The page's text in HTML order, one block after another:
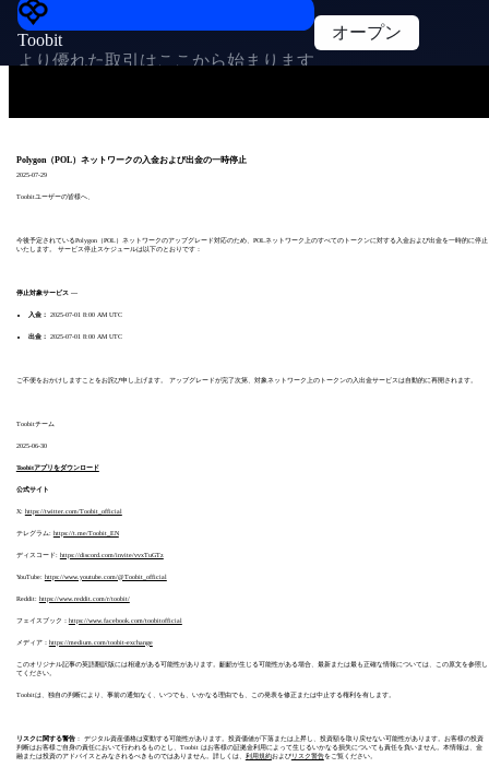
Toobit
より優れた取引はここから始まります
オープン
Polygon（POL）ネットワークの入金および出金の一時停止
2025-07-29
Toobitユーザーの皆様へ、
今後予定されているPolygon（POL）ネットワークのアップグレード対応のため、POLネットワーク上のすべてのトークンに対する入金および出金を一時的に停止
いたします。 サービス停止スケジュールは以下のとおりです：
停止対象サービス —
入金： 2025-07-01 8:00 AM UTC
出金： 2025-07-01 8:00 AM UTC
ご不便をおかけしますことをお詫び申し上げます。 アップグレードが完了次第、対象ネットワーク上のトークンの入出金サービスは自動的に再開されます。
Toobitチーム
2025-06-30
Toobitアプリをダウンロード
公式サイト
X: https://twitter.com/Toobit_official
テレグラム: https://t.me/Toobit_EN
ディスコード: https://discord.com/invite/vvxTuGTz
YouTube: https://www.youtube.com/@Toobit_official
Reddit: https://www.reddit.com/r/toobit/
フェイスブック： https://www.facebook.com/toobitofficial
メディア： https://medium.com/toobit-exchange
このオリジナル記事の英語翻訳版には相違がある可能性があります。齟齬が生じる可能性がある場合、最新または最も正確な情報については、この原文を参照し
てください。
Toobitは、独自の判断により、事前の通知なく、いつでも、いかなる理由でも、この発表を修正または中止する権利を有します。
リスクに関する警告： デジタル資産価格は変動する可能性があります。投資価値が下落または上昇し、投資額を取り戻せない可能性があります。お客様の投資
判断はお客様ご自身の責任において行われるものとし、Toobit はお客様の証拠金利用によって生じるいかなる損失についても責任を負いません。本情報は、金
融または投資のアドバイスとみなされるべきものではありません。詳しくは、
利用規約およびリスク警告をご覧ください。